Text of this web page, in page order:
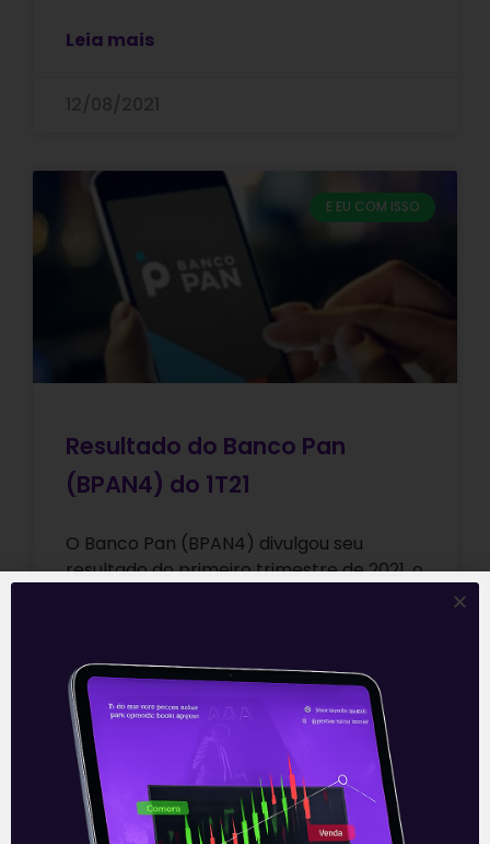
Leia mais
E EU COM ISSO
Resultado do Banco Pan
(BPAN4) do 1T21
O Banco Pan (BPAN4) divulgou seu
resultado do primeiro trimestre de 2021, o
Leia mais
10/05/2021